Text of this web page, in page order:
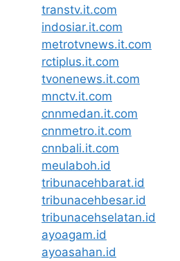
transtv.it.com
indosiar.it.com
metrotvnews.it.com
rctiplus.it.com
tvonenews.it.com
mnctv.it.com
cnnmedan.it.com
cnnmetro.it.com
cnnbali.it.com
meulaboh.id
tribunacehbarat.id
tribunacehbesar.id
tribunacehselatan.id
ayoagam.id
ayoasahan.id